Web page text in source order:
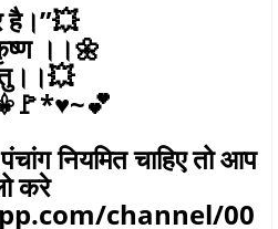
है।”💥
।।🌼
नियमित चाहिए तो आप
करे
channel/00